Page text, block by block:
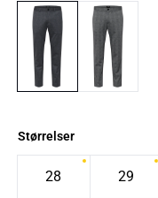
Størrelser
28 29